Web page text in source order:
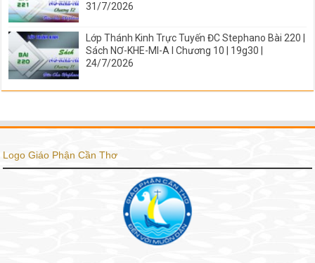
31/7/2026
Lớp Thánh Kinh Trực Tuyến ĐC Stephano Bài 220 |
Sách NƠ-KHE-MI-A I Chương 10 | 19g30 |
24/7/2026
Logo Giáo Phận Cần Thơ